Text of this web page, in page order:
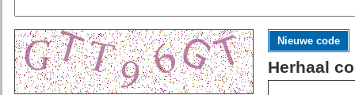
Nieuwe code
Herhaal